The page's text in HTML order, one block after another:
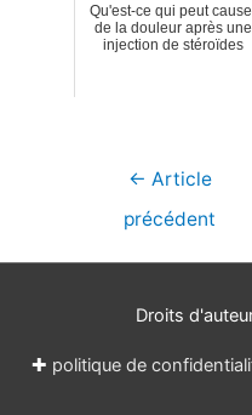
Qu'est-ce qui peut
de la douleur après une
injection de stéroïdes
Navigation
← Article
précédent
Droits
✚ politique de